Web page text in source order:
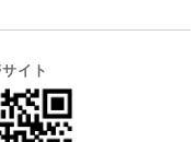
イト